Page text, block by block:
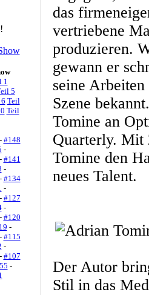
1
5
Teil
Teil
- #148
-
- #141
-
- #134
-
- #127
-
- #120
-
- #115
-
- #107
-
das
vertriebene
produzieren.
gewann er
seine
Szene
Tomine an
Quarterly. Mit
Tomine den
neues Talent.
Der Autor
Stil in das